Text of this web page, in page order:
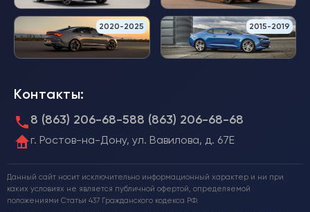
2020-2025 2015-2019
Контакты:
8 (863) 206-68-588 (863) 206-68-68
г. Ростов-на-Дону, ул. Вавилова, д. 67Е
Данный сайт носит исключительно информационный характер и ни при
каких условиях не является публичной офертой, определяемой
положениями Статьи 437 Гражданского кодекса РФ.